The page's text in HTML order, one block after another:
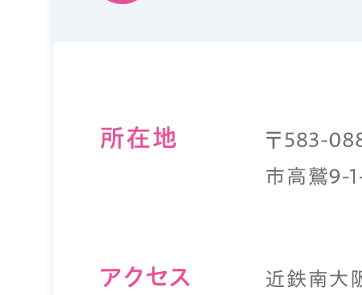
所在地
〒583-
市高鷲9-
アクセス
近鉄南大